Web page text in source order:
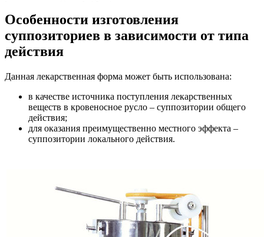
Особенности изготовления
суппозиториев в зависимости от типа
действия
Данная лекарственная форма может быть использована:
в качестве источника поступления лекарственных
веществ в кровеносное русло – суппозитории общего
действия;
для оказания преимущественно местного эффекта –
суппозитории локального действия.